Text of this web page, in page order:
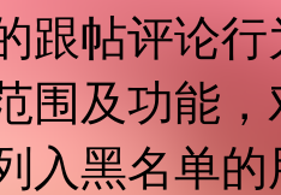
跟帖评论
围及功能
入黑名单